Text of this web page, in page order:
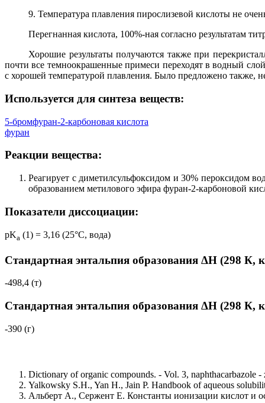
9. Температура плавления пирослизевой кислоты не
Перегнанная кислота, 100%-ная согласно результатам
Хорошие результаты получаются также при
почти все темноокрашенные примеси переходят в водный
с хорошей температурой плавления. Было предложено также,
Используется для синтеза веществ:
5-бромфуран-2-карбоновая кислота
фуран
Реакции вещества:
Реагирует с диметилсульфоксидом и 30% пероксидом
образованием метилового эфира фуран-2-карбоновой
Показатели диссоциации:
pKa (1) = 3,16 (25°C, вода)
Стандартная энтальпия образования ΔH (298 К,
-498,4 (т)
Стандартная энтальпия образования ΔH (298 К,
-390 (г)
Dictionary of organic compounds. - Vol. 3,
Yalkowsky S.H., Yan H., Jain P. Handbook of aqueous
Альберт А., Сержент Е. Константы ионизации кислот